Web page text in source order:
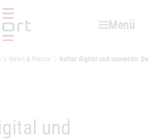
Menü
News & Presse Kultur digital und souverän:
und